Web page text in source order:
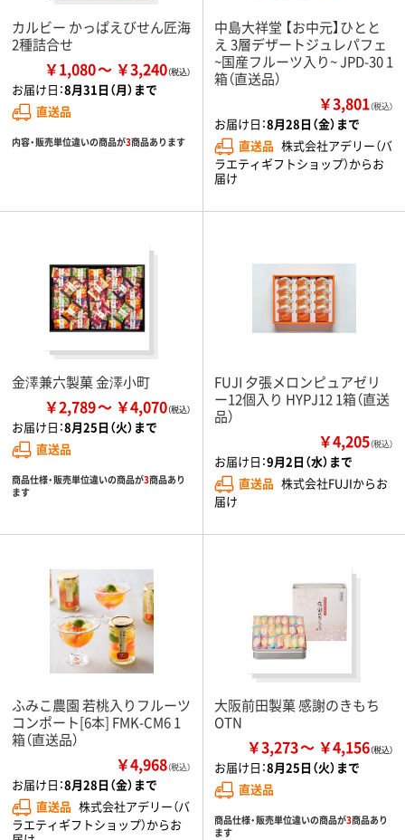
カルビー かっぱえびせん匠海
2種詰合せ
￥1,080 ￥3,240
お届け日：8月31日（月）まで
直送品
内容・販売単位違いの商品が3商品あります
中島大祥堂 【お中元】ひとと
え 3層デザートジュレパフェ
~国産フルーツ入り~ JPD-30 1
箱（直送品）
￥3,801（税込）
お届け日：8月28日（金）まで
直送品 株式会社アデリー（バ
ラエティギフトショップ）からお
届け
金澤兼六製菓 金澤小町
￥2,789 ￥4,070
お届け日：8月25日（火）まで
直送品
商品仕様・販売単位違いの商品が3商品あり
ます
FUJI 夕張メロンピュアゼリ
ー12個入り HYPJ12 1箱（直送
品）
￥4,205（税込）
お届け日：9月2日（水）まで
直送品 株式会社FUJIからお
届け
ふみこ農園 若桃入りフルーツ
コンポート[6本] FMK-CM6 1
箱（直送品）
￥4,968（税込）
お届け日：8月28日（金）まで
直送品 株式会社アデリー（バ
ラエティギフトショップ）からお
大阪前田製菓 感謝のきもち
OTN
￥3,273 ￥4,156
お届け日：8月25日（火）まで
直送品
商品仕様・販売単位違いの商品が3商品あり
ます